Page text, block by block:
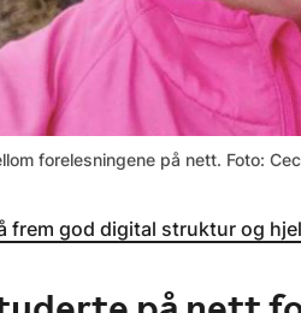
forelesningene på nett. Foto:
frem god digital struktur og